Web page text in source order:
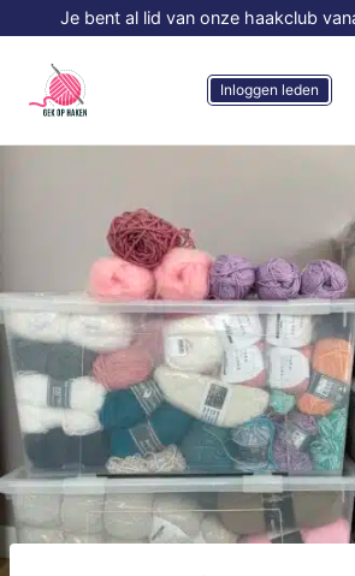
Doorgaan
naar
inhoud
Je bent al lid van onze haakclub
Inloggen leden